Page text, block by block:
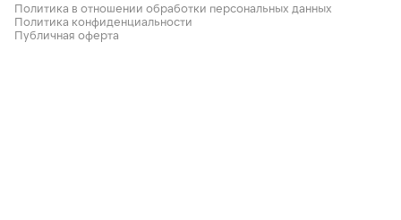
Политика в отношении обработки персональных данных
Политика конфиденциальности
Публичная оферта